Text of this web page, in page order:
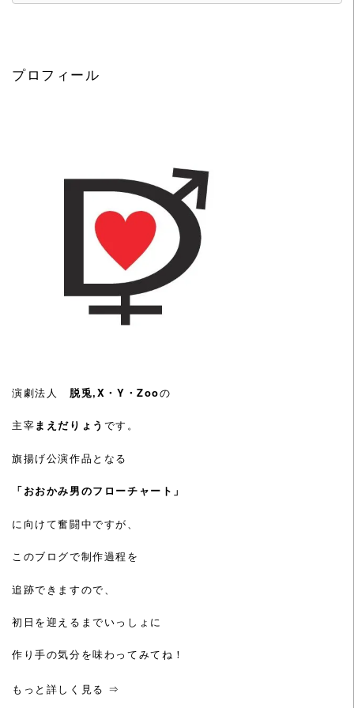
プロフィール
演劇法人 脱兎,X・Y・Zooの
主宰まえだりょう です。
旗揚げ公演作品となる
「おおかみ男のフローチャート」
に向けて奮闘中ですが、
このブログで制作過程を
追跡できますので、
初日を迎えるまでいっしょに
作り手の気分を味わってみてね！
もっと詳しく見る ⇒